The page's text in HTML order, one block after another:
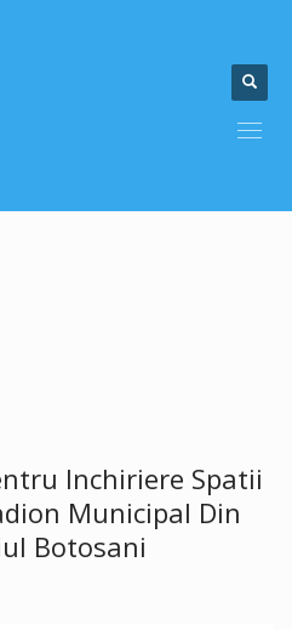
Inchiriere Spatii
Municipal Din
Botosani